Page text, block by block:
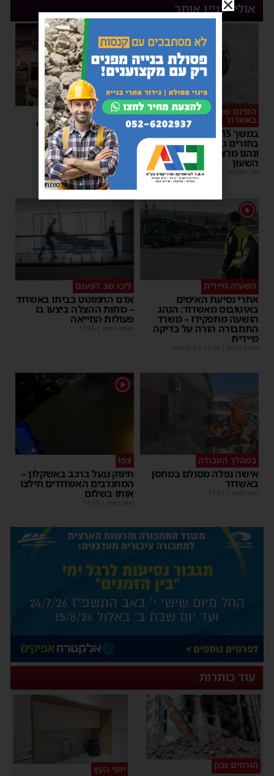
אולי יעניין אותך
המיזם שהפך לשיחת היום
באשדוד
במשך 15 שעות: אלפי
בחורים גדשו את 'השטעטל'
ונהנו מרצף חוויות סביב
השעון
יוסי יחזקאלי |
06:59
סכסוך כנופיות
ניסיון חיסול באשדוד: ירי
לעבר עבריין מוכר –
המשטרה פתחה במצוד
מנחם דויטש |
06:54
השעיה מיידית
אחרי נסיעת האימים
באוטובוס מאשדוד: הנהג
הושעה מתפקידו – משרד
התחבורה הורה על בדיקה
מיידית
מנחם דויטש |
17:44 | 3 תגובות
ליבו שב לפעום
אדם התמוטט בביתו באשדוד
– כוחות ההצלה ביצעו בו
פעולות החייאה
מנחם דויטש |
17:35
במהלך העבודה
אישה נפלה מסולם במחסן
באשדוד
משה קאהן |
17:31
תינוק ננעל ברכב באשקלון –
המתנדבים האשדודים חילצו
אותו בשלום
משה קאהן |
11:53
עוד כותרות
הורסים נכון יופי העץ
פרסומת